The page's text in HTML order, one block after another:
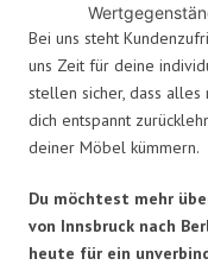
Bei uns steht
uns Zeit für deine
stellen sicher, dass alles
dich entspannt
deiner Möbel kümmern.
Du möchtest mehr
von Innsbruck nach
heute für ein